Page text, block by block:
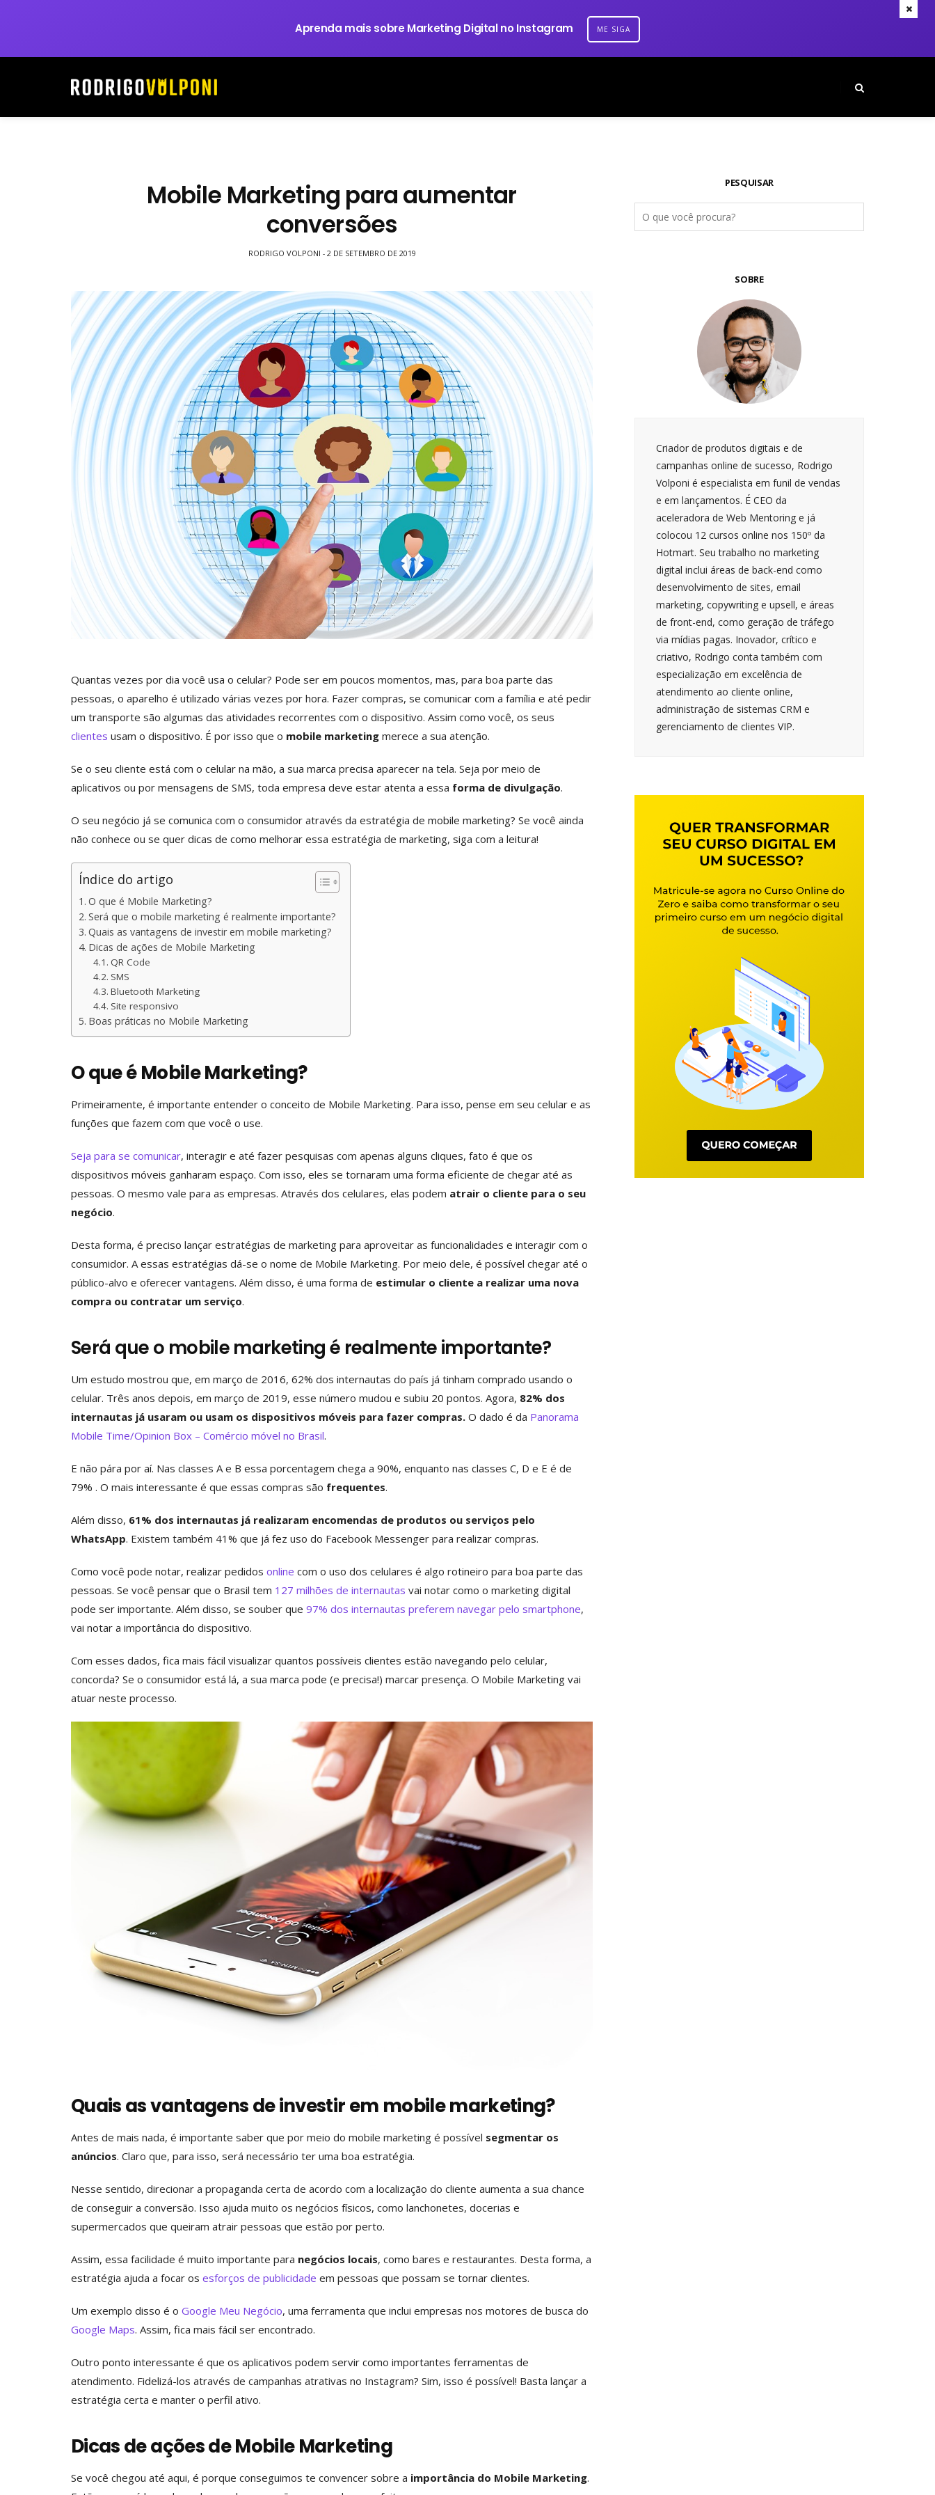
Aprenda mais sobre Marketing Digital no Instagram ME SIGA
Mobile Marketing para aumentar
conversões
RODRIGO VOLPONI - 2 DE SETEMBRO DE 2019
Quantas vezes por dia você usa o celular? Pode ser em poucos momentos, mas, para boa parte das
pessoas, o aparelho é utilizado várias vezes por hora. Fazer compras, se comunicar com a família e até pedir
um transporte são algumas das atividades recorrentes com o dispositivo. Assim como você, os seus
clientes usam o dispositivo. É por isso que o mobile marketing merece a sua atenção.
Se o seu cliente está com o celular na mão, a sua marca precisa aparecer na tela. Seja por meio de
aplicativos ou por mensagens de SMS, toda empresa deve estar atenta a essa forma de divulgação.
O seu negócio já se comunica com o consumidor através da estratégia de mobile marketing? Se você ainda
não conhece ou se quer dicas de como melhorar essa estratégia de marketing, siga com a leitura!
Índice do artigo
O que é Mobile Marketing?
Será que o mobile marketing é realmente importante?
Quais as vantagens de investir em mobile marketing?
Dicas de ações de Mobile Marketing
QR Code
SMS
Bluetooth Marketing
Site responsivo
Boas práticas no Mobile Marketing
O que é Mobile Marketing?
Primeiramente, é importante entender o conceito de Mobile Marketing. Para isso, pense em seu celular e as
funções que fazem com que você o use.
Seja para se comunicar, interagir e até fazer pesquisas com apenas alguns cliques, fato é que os
dispositivos móveis ganharam espaço. Com isso, eles se tornaram uma forma eficiente de chegar até as
pessoas. O mesmo vale para as empresas. Através dos celulares, elas podem atrair o cliente para o seu
negócio.
Desta forma, é preciso lançar estratégias de marketing para aproveitar as funcionalidades e interagir com o
consumidor. A essas estratégias dá-se o nome de Mobile Marketing. Por meio dele, é possível chegar até o
público-alvo e oferecer vantagens. Além disso, é uma forma de estimular o cliente a realizar uma nova
compra ou contratar um serviço.
Será que o mobile marketing é realmente importante?
Um estudo mostrou que, em março de 2016, 62% dos internautas do país já tinham comprado usando o
celular. Três anos depois, em março de 2019, esse número mudou e subiu 20 pontos. Agora, 82% dos
internautas já usaram ou usam os dispositivos móveis para fazer compras. O dado é da Panorama
Mobile Time/Opinion Box – Comércio móvel no Brasil.
E não pára por aí. Nas classes A e B essa porcentagem chega a 90%, enquanto nas classes C, D e E é de
79% . O mais interessante é que essas compras são frequentes.
Além disso, 61% dos internautas já realizaram encomendas de produtos ou serviços pelo
WhatsApp. Existem também 41% que já fez uso do Facebook Messenger para realizar compras.
Como você pode notar, realizar pedidos online com o uso dos celulares é algo rotineiro para boa parte das
pessoas. Se você pensar que o Brasil tem 127 milhões de internautas vai notar como o marketing digital
pode ser importante. Além disso, se souber que 97% dos internautas preferem navegar pelo smartphone,
vai notar a importância do dispositivo.
Com esses dados, fica mais fácil visualizar quantos possíveis clientes estão navegando pelo celular,
concorda? Se o consumidor está lá, a sua marca pode (e precisa!) marcar presença. O Mobile Marketing vai
atuar neste processo.
Quais as vantagens de investir em mobile marketing?
Antes de mais nada, é importante saber que por meio do mobile marketing é possível segmentar os
anúncios. Claro que, para isso, será necessário ter uma boa estratégia.
Nesse sentido, direcionar a propaganda certa de acordo com a localização do cliente aumenta a sua chance
de conseguir a conversão. Isso ajuda muito os negócios físicos, como lanchonetes, docerias e
supermercados que queiram atrair pessoas que estão por perto.
Assim, essa facilidade é muito importante para negócios locais, como bares e restaurantes. Desta forma, a
estratégia ajuda a focar os esforços de publicidade em pessoas que possam se tornar clientes.
Um exemplo disso é o Google Meu Negócio, uma ferramenta que inclui empresas nos motores de busca do
Google Maps. Assim, fica mais fácil ser encontrado.
Outro ponto interessante é que os aplicativos podem servir como importantes ferramentas de
atendimento. Fidelizá-los através de campanhas atrativas no Instagram? Sim, isso é possível! Basta lançar a
estratégia certa e manter o perfil ativo.
Dicas de ações de Mobile Marketing
Se você chegou até aqui, é porque conseguimos te convencer sobre a importância do Mobile Marketing.
PESQUISAR
SOBRE
Criador de produtos digitais e de
campanhas online de sucesso, Rodrigo
Volponi é especialista em funil de vendas
e em lançamentos. É CEO da
aceleradora de Web Mentoring e já
colocou 12 cursos online nos 150º da
Hotmart. Seu trabalho no marketing
digital inclui áreas de back-end como
desenvolvimento de sites, email
marketing, copywriting e upsell, e áreas
de front-end, como geração de tráfego
via mídias pagas. Inovador, crítico e
criativo, Rodrigo conta também com
especialização em excelência de
atendimento ao cliente online,
administração de sistemas CRM e
gerenciamento de clientes VIP.